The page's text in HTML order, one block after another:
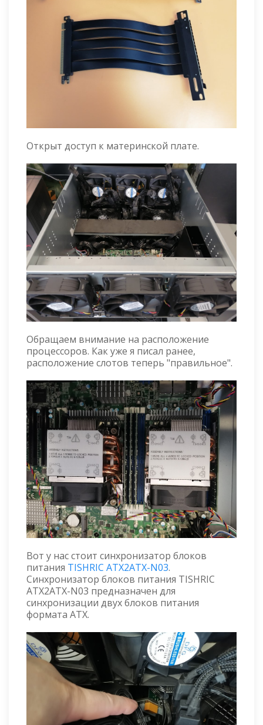
Открыт доступ к материнской плате.
Обращаем внимание на расположение
процессоров. Как уже я писал ранее,
расположение слотов теперь "правильное".
Вот у нас стоит синхронизатор блоков
питания TISHRIC ATX2ATX-N03.
Синхронизатор блоков питания TISHRIC
ATX2ATX-N03 предназначен для
синхронизации двух блоков питания
формата ATX.